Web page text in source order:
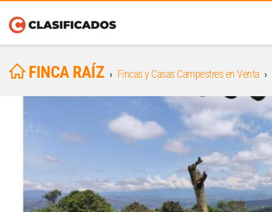
FINCA RAÍZ Fincas y Casas Campestres en Venta